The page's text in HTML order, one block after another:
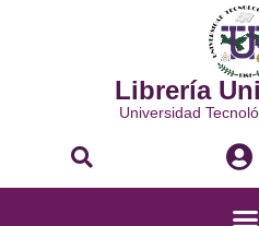
Librería
Universidad
Buscar